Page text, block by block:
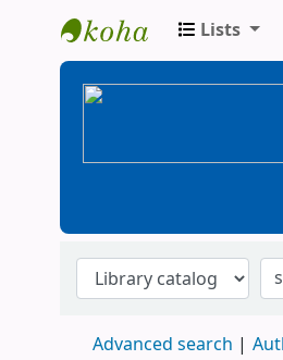
BiblioGTQ
Lists
Advanced search